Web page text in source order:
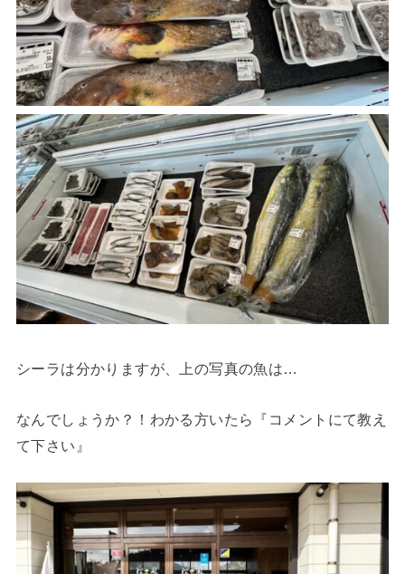
シーラは分かりますが、上の写真の魚は…
なんでしょうか？！わかる方いたら『コメントにて教え
て下さい』